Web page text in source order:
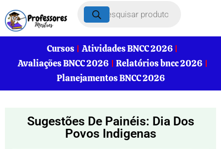
Cursos
Atividades BNCC 2026
Avaliações BNCC 2026
Relatórios bncc 2026
Planejamentos BNCC 2026
Sugestões De Painéis: Dia Dos
Povos Indigenas